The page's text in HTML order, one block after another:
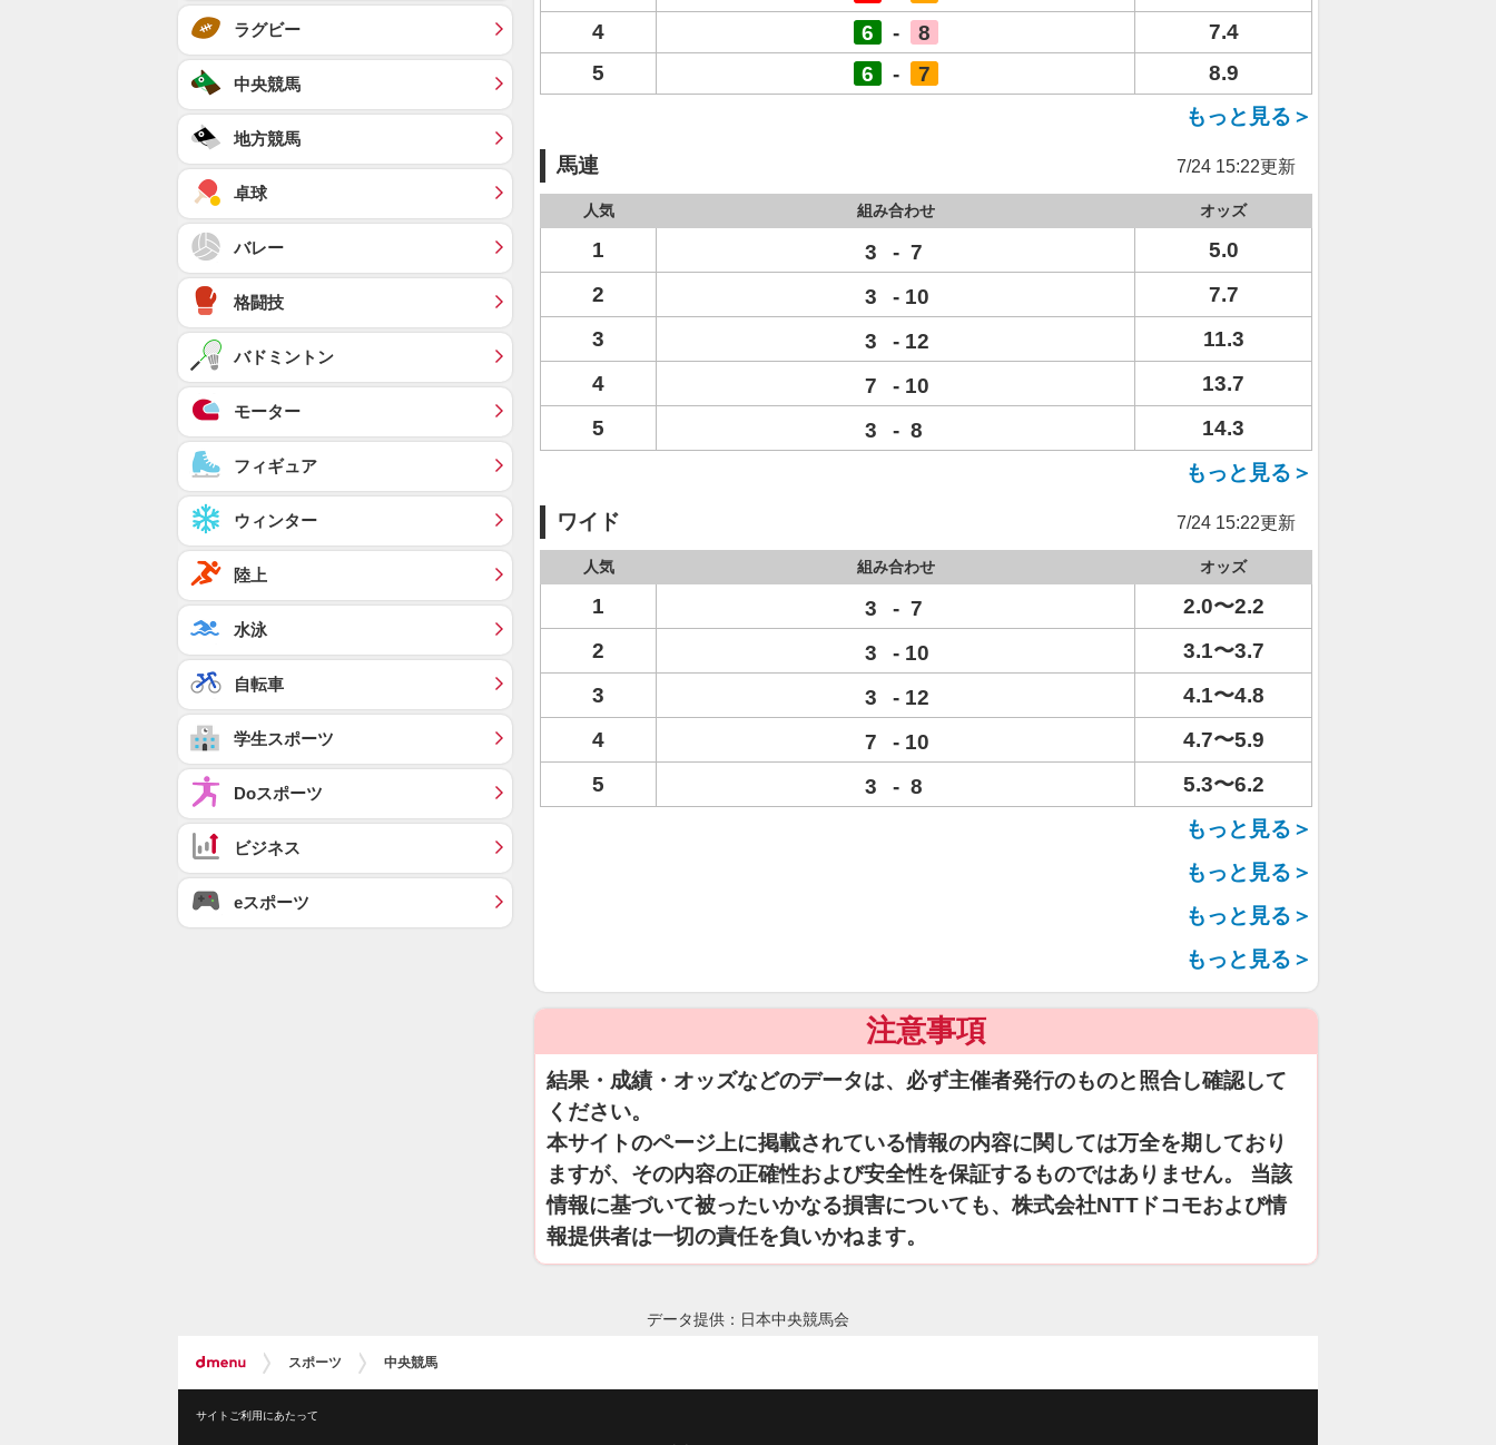
4
6 - 8
7.4
5
6 - 7
8.9
もっと見る＞
馬連 7/24 15:22更新
人気 組み合わせ オッズ
1 3 - 7
5.0
2
3 - 10
7.7
3
3 - 12
11.3
4
7 - 10
13.7
5
3 - 8
14.3
もっと見る＞
ワイド 7/24 15:22更新
人気 組み合わせ オッズ
1 3 - 7
2.0〜2.2
2
3 - 10
3.1〜3.7
3
3 - 12
4.1〜4.8
4
7 - 10
4.7〜5.9
5
3 - 8
5.3〜6.2
もっと見る＞
もっと見る＞
もっと見る＞
もっと見る＞
注意事項
結果・成績・オッズなどのデータは、必ず主催者発行のものと照合し確認して
ください。
本サイトのページ上に掲載されている情報の内容に関しては万全を期しており
ますが、その内容の正確性および安全性を保証するものではありません。 当該
情報に基づいて被ったいかなる損害についても、株式会社NTTドコモおよび情
報提供者は一切の責任を負いかねます。
ラグビー
中央競馬
地方競馬
卓球
バレー
格闘技
バドミントン
モーター
フィギュア
ウィンター
陸上
水泳
自転車
学生スポーツ
Doスポーツ
ビジネス
eスポーツ
データ提供：日本中央競馬会
スポーツ 中央競馬
サイトご利用にあたって